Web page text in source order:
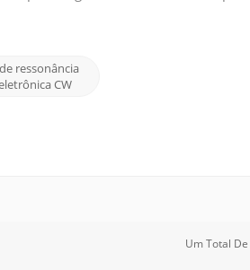
ressonância
CW
Um Total De